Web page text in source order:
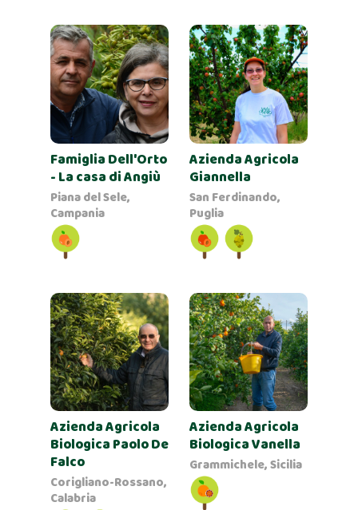
Famiglia Dell'Orto
- La casa di Angiù
Piana del Sele,
Campania
Azienda Agricola
Giannella
San Ferdinando,
Puglia
Azienda Agricola
Biologica Paolo De
Falco
Corigliano-Rossano,
Calabria
Azienda Agricola
Biologica Vanella
Grammichele, Sicilia